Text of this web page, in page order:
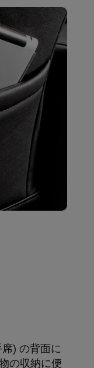
) の背面に
の収納に便